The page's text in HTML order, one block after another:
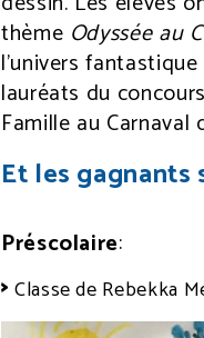
2018
à
11
h
33
min.
par
thème Odyssée au
l’univers
lauréats du
Famille au Carnaval
Et les gagnants
Préscolaire:
Classe de Rebekka